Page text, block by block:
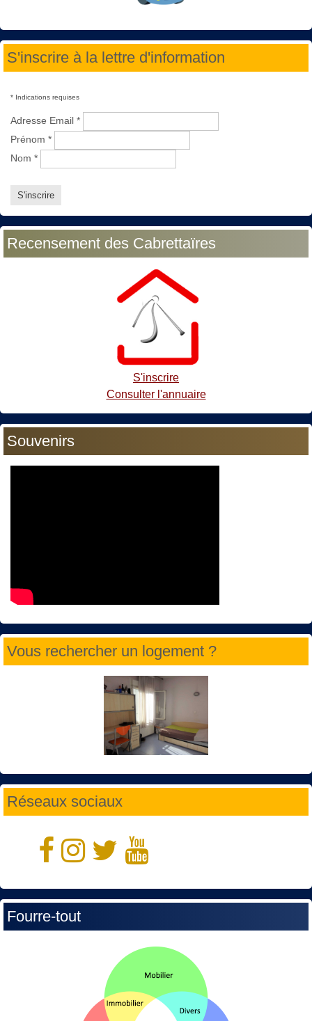
S'inscrire à la lettre d'information
* Indications requises
Adresse Email *
Prénom *
Nom *
Recensement des Cabrettaïres
S'inscrire
Consulter l'annuaire
Souvenirs
Vous rechercher un logement ?
Réseaux sociaux
Fourre-tout